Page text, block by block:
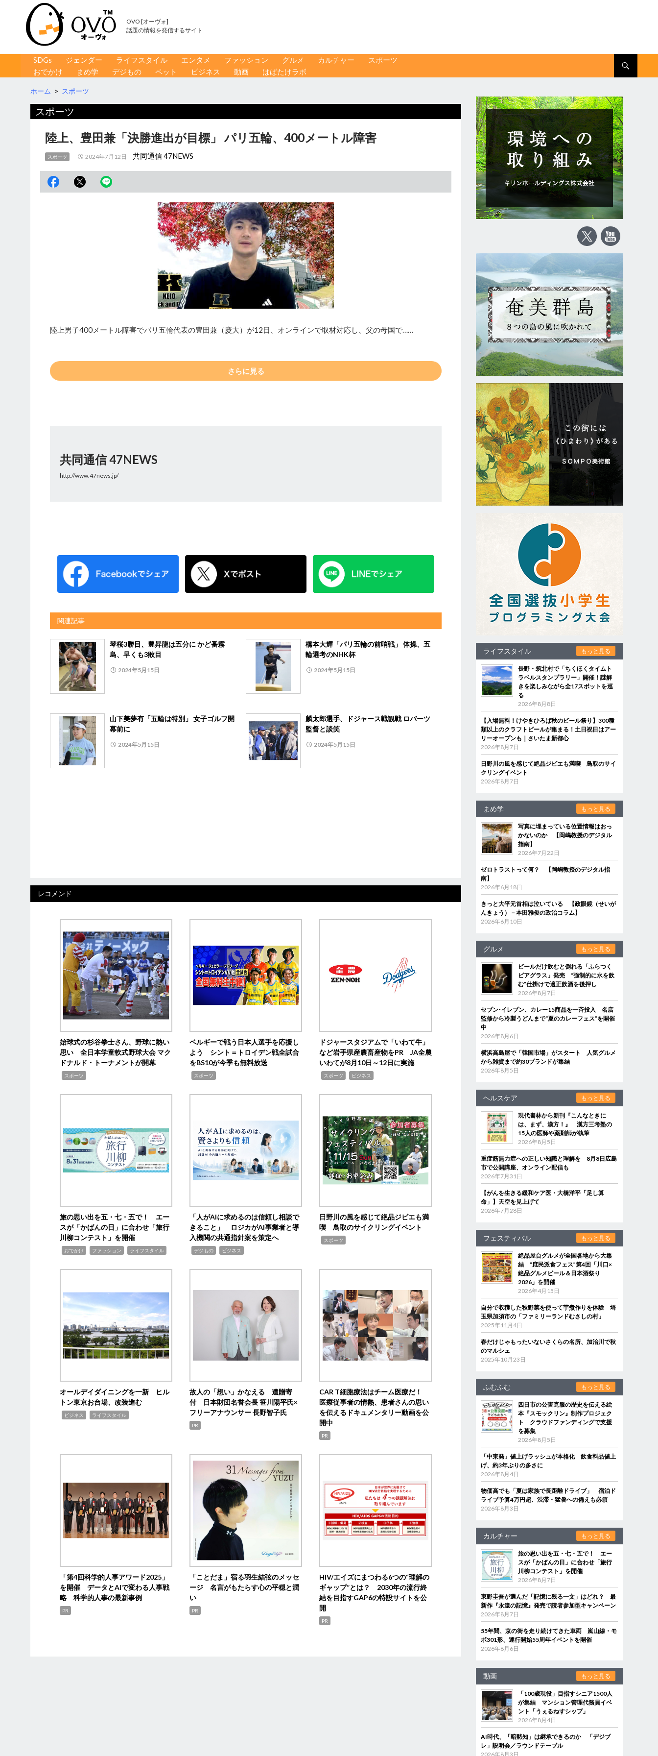
OVO [オーヴォ]
話題の情報を発信するサイト
コンテンツへ移動
SDGs ジェンダー ライフスタイル エンタメ ファッション グルメ カルチャー
スポーツ
おでかけ
まめ学 デジもの ペット ビジネス 動画 はばたけラボ
ホーム > スポーツ
スポーツ
陸上、豊田兼「決勝進出が目標」 パリ五輪、400メートル障害
スポーツ 2024年7月12日 共同通信 47NEWS
陸上男子400メートル障害でパリ五輪代表の豊田兼（慶大）が12日、オンラインで取材対応し、父の母国で……
さらに見る
共同通信 47NEWS
http://www.47news.jp/
関連記事
琴桜3勝目、豊昇龍は五分に かど番霧
島、早くも3敗目
2024年5月15日
橋本大輝「パリ五輪の前哨戦」 体操、五
輪選考のNHK杯
2024年5月15日
山下美夢有「五輪は特別」 女子ゴルフ開
幕前に
2024年5月15日
麟太郎選手、ドジャース戦観戦 ロバーツ
監督と談笑
2024年5月15日
レコメンド
始球式の杉谷拳士さん、野球に熱い
思い 全日本学童軟式野球大会 マク
ドナルド・トーナメントが開幕
スポーツ
ベルギーで戦う日本人選手を応援し
よう シント＝トロイデン戦全試合
をBS10が今季も無料放送
スポーツ
ドジャースタジアムで「いわて牛」
など岩手県産農畜産物をPR JA全農
いわてが8月10日～12日に実施
スポーツ ビジネス
旅の思い出を五・七・五で！ エー
スが「かばんの日」に合わせ「旅行
川柳コンテスト」を開催
おでかけ ファッション ライフスタイル
「人がAIに求めるのは信頼し相談で
きること」 ロジカがAI事業者と導
入機関の共通指針案を策定へ
デジもの ビジネス
日野川の風を感じて絶品ジビエも満
喫 鳥取のサイクリングイベント
スポーツ
オールデイダイニングを一新 ヒル
トン東京お台場、改装進む
ビジネス ライフスタイル
故人の「想い」かなえる 遺贈寄
付 日本財団名誉会長 笹川陽平氏×
フリーアナウンサー 長野智子氏
PR
CAR T細胞療法はチーム医療だ！
医療従事者の情熱、患者さんの思い
を伝えるドキュメンタリー動画を公
開中
PR
「第4回科学的人事アワード2025」
を開催 データとAIで変わる人事戦
略 科学的人事の最新事例
PR
「ことだま」宿る羽生結弦のメッセ
ージ 名言がもたらす心の平穏と潤
い
PR
HIV/エイズにまつわる6つの“理解の
ギャップ”とは？ 2030年の流行終
結を目指すGAP6の特設サイトを公
開
PR
ライフスタイル もっと見る
長野・筑北村で「ちくほくタイムト
ラベルスタンプラリー」開催！謎解
きを楽しみながら全17スポットを巡
る
2026年8月8日
【入場無料！けやきひろば秋のビール祭り】300種
類以上のクラフトビールが集まる！土日祝日はアー
リーオープンも｜さいたま新都心
2026年8月7日
日野川の風を感じて絶品ジビエも満喫 鳥取のサイ
クリングイベント
2026年8月7日
まめ学 もっと見る
写真に埋まっている位置情報はおっ
かないのか 【岡嶋教授のデジタル
指南】
2026年7月22日
ゼロトラストって何？ 【岡嶋教授のデジタル指
南】
2026年6月18日
きっと大平元首相は泣いている 【政眼鏡（せいが
んきょう）－本田雅俊の政治コラム】
2026年6月10日
グルメ もっと見る
ビールだけ飲むと倒れる「ふらつく
ビアグラス」発売 “強制的に水を飲
む”仕掛けで適正飲酒を後押し
2026年8月7日
セブン‐イレブン、カレー15商品を一斉投入 名店
監修から冷製うどんまで“夏のカレーフェス”を開催
中
2026年8月6日
横浜高島屋で「韓国市場」がスタート 人気グルメ
から雑貨まで約30ブランドが集結
2026年8月5日
ヘルスケア もっと見る
現代書林から新刊『こんなときに
は、まず、漢方！』 漢方三考塾の
15人の医師や薬剤師が執筆
2026年8月5日
重症筋無力症への正しい知識と理解を 8月8日広島
市で公開講座、オンライン配信も
2026年7月31日
【がんを生きる緩和ケア医・大橋洋平「足し算
命」】天空を見上げて
2026年7月28日
フェスティバル もっと見る
絶品屋台グルメが全国各地から大集
結 “庶民派食フェス”第4回「川口×
絶品グルメビール＆日本酒祭り
2026」を開催
2026年4月15日
自分で収穫した秋野菜を使って芋煮作りを体験 埼
玉県加須市の「ファミリーランドむさしの村」
2025年11月4日
春だけじゃもったいないさくらの名所、加治川で秋
のマルシェ
2025年10月23日
ふむふむ もっと見る
四日市の公害克服の歴史を伝える絵
本『スモックリン』制作プロジェク
ト クラウドファンディングで支援
を募集
2026年8月5日
「中東発」値上げラッシュが本格化 飲食料品値上
げ、約3年ぶりの多さに
2026年8月4日
物価高でも「夏は家族で長距離ドライブ」 宿泊ド
ライブ予算4万円超、渋滞・猛暑への備えも必須
2026年8月3日
カルチャー もっと見る
旅の思い出を五・七・五で！ エー
スが「かばんの日」に合わせ「旅行
川柳コンテスト」を開催
2026年8月7日
東野圭吾が選んだ「記憶に残る一文」はどれ？ 最
新作『永遠の記憶』発売で読者参加型キャンペーン
2026年8月7日
55年間、京の街を走り続けてきた車両 嵐山線・モ
ボ301形、運行開始55周年イベントを開催
2026年8月6日
動画 もっと見る
「100歳現役」目指すシニア1500人
が集結 マンション管理代務員イベ
ント「うぇるねすシップ」
2026年8月4日
AI時代、「暗黙知」は継承できるのか 「デジブ
レ」説明会／ラウンドテーブル
2026年8月3日